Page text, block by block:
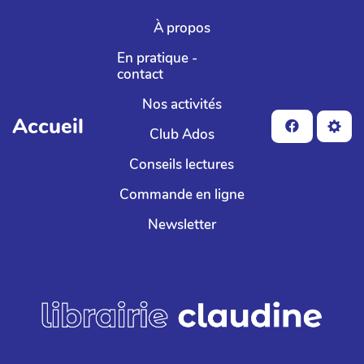
Aller au contenu principal
Accueil
À propos
En pratique -
contact
Nos activités
Club Ados
Conseils lectures
Commande en ligne
Newsletter